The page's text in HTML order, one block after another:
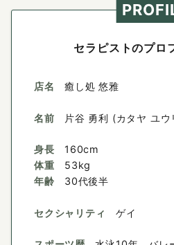
セラピストのプロ
店名 癒し処 悠雅
名前 片谷 勇利 (カタヤ ユウ
身長
体重
年齢
160cm
53kg
30代後半
セクシャリティ ゲイ